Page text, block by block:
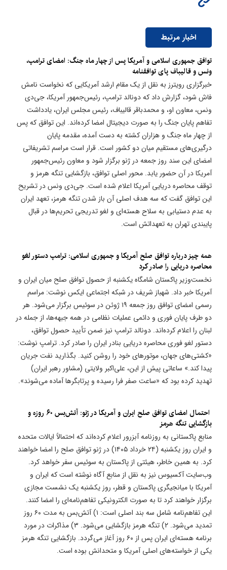
اخبار مرتبط
توافق جمهوری اسلامی و آمریکا پس از چهار ماه جنگ: امضای ترامپ،
ونس و قالیباف پای توافقنامه
خبرگزاری رویترز به نقل از یک مقام ارشد آمریکایی که نخواست نامش
فاش شود، گزارش داد که دونالد ترامپ، رئیس‌جمهور آمریکا، جی‌دی
ونس، معاون او، و محمدباقر قالیباف، رئیس مجلس ایران، یادداشت
تفاهم پایان جنگ را به صورت دیجیتال امضا کرده‌اند. این توافق که پس
از چهار ماه جنگ و هزاران کشته به دست آمده، مقدمه پایان
درگیری‌های مستقیم میان دو کشور است. قرار است مراسم تشریفاتی
امضای این سند روز جمعه در ژنو برگزار شود و معاون رئیس‌جمهور
آمریکا در آن حضور یابد. محور اصلی توافق، بازگشایی تنگه هرمز و
توقف محاصره دریایی آمریکا اعلام شده است. جی‌دی ونس در تشریح
این توافق گفت که سه هدف اصلی آن باز شدن تنگه هرمز، تعهد ایران
به عدم دستیابی به سلاح هسته‌ای و لغو تدریجی تحریم‌ها در قبال
پایبندی تهران به تعهداتش است.
همه چیز درباره توافق صلح آمریکا و جمهوری اسلامی: ترامپ دستور لغو
محاصره دریایی را صادر کرد
نخست‌وزیر پاکستان شامگاه یکشنبه از حصول توافق صلح میان ایران و
آمریکا خبر داد. شهباز شریف در شبکه اجتماعی ایکس نوشت: مراسم
رسمی امضای توافق روز جمعه ۱۹ ژوئن در سوئیس برگزار می‌شود. هر
دو طرف پایان فوری و دائمی عملیات نظامی در همه جبهه‌ها، از جمله در
لبنان را اعلام کرده‌اند. دونالد ترامپ نیز ضمن تأیید حصول توافق،
دستور لغو فوری محاصره دریایی بنادر ایران را صادر کرد. ترامپ نوشت:
«کشتی‌های جهان، موتورهای خود را روشن کنید. بگذارید نفت جریان
پیدا کند.» ساعاتی پیش از این، علی‌اکبر ولایتی (مشاور رهبر ایران)
تهدید کرده بود که «ساعت صفر فرا رسیده و پرتابگرها آماده می‌شوند».
​ احتمال امضای توافق صلح ایران و آمریکا در ژنو: آتش‌بس ۶۰ روزه و
بازگشایی تنگه هرمز
منابع پاکستانی به روزنامه آبزرور اعلام کرده‌اند که احتمالاً ایالات متحده
و ایران روز یکشنبه (۲۴ خرداد ۱۴۰۵) در ژنو توافق صلح را امضا خواهند
کرد. به همین خاطر، هیئتی از پاکستان به سوئیس سفر خواهد کرد.
وب‌سایت آکسیوس نیز به نقل از منابع آگاه نوشته است که ایران و
آمریکا با میانجیگری پاکستان و قطر، روز یکشنبه یک نشست مجازی
برگزار خواهند کرد تا به صورت الکترونیکی تفاهم‌نامه‌ای را امضا کنند.
این تفاهم‌نامه شامل سه بند اصلی است: ۱) آتش‌بس به مدت ۶۰ روز
تمدید می‌شود. ۲) تنگه هرمز بازگشایی می‌شود. ۳) مذاکرات در مورد
برنامه هسته‌ای ایران پس از ۶۰ روز آغاز می‌گردد. بازگشایی تنگه هرمز
یکی از خواسته‌های اصلی آمریکا و متحدانش بوده است.